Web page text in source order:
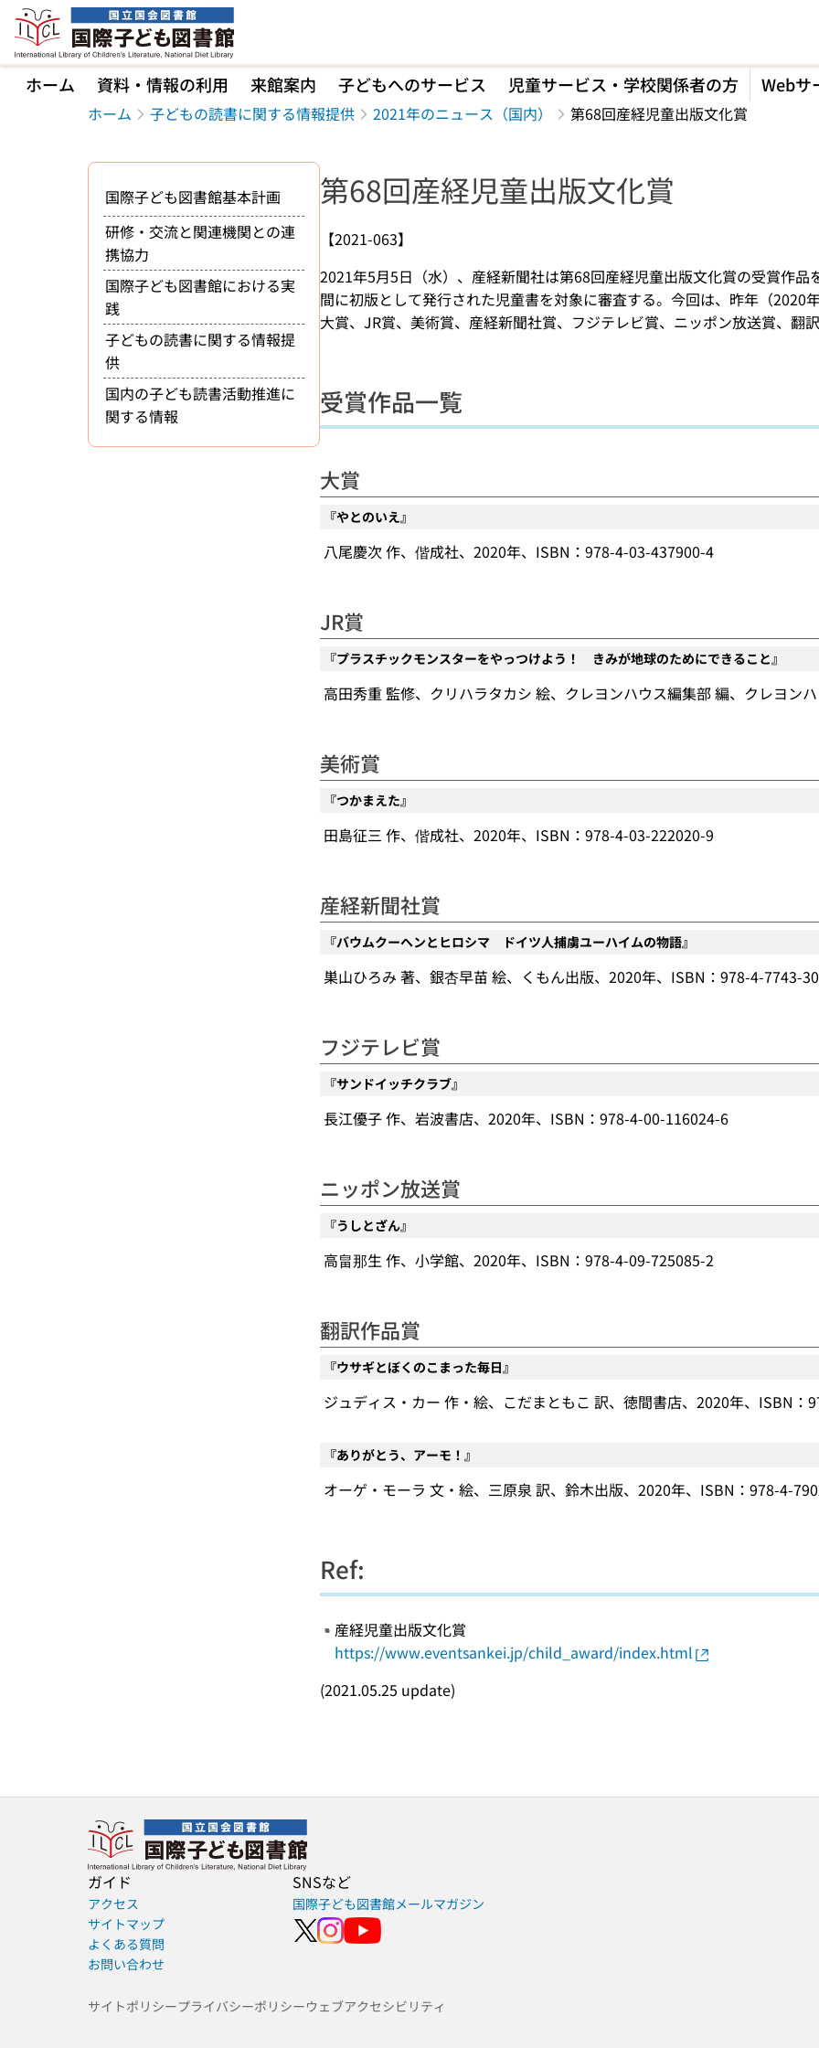
本文へ移動
ホーム 資料・情報の利用 来館案内 子どもへのサービス 児童サービス・学校関係者の方 Webサ
ホーム 子どもの読書に関する情報提供 2021年のニュース（国内） 第68回産経児童出版文化賞
第68回産経児童出版文化賞
【2021-063】
2021年5月5日（水）、産経新聞社は第68回産経児童出版文化賞の受賞作
間に初版として発行された児童書を対象に審査する。今回は、昨年（2020
大賞、JR賞、美術賞、産経新聞社賞、フジテレビ賞、ニッポン放送賞、翻
受賞作品一覧
大賞
『やとのいえ』
八尾慶次 作、偕成社、2020年、ISBN：978-4-03-437900-4
JR賞
『プラスチックモンスターをやっつけよう！ きみが地球のためにできること』
高田秀重 監修、クリハラタカシ 絵、クレヨンハウス編集部 編、クレヨン
美術賞
『つかまえた』
田島征三 作、偕成社、2020年、ISBN：978-4-03-222020-9
産経新聞社賞
『バウムクーヘンとヒロシマ ドイツ人捕虜ユーハイムの物語』
巣山ひろみ 著、銀杏早苗 絵、くもん出版、2020年、ISBN：978-4-7743-
フジテレビ賞
『サンドイッチクラブ』
長江優子 作、岩波書店、2020年、ISBN：978-4-00-116024-6
ニッポン放送賞
『うしとざん』
高畠那生 作、小学館、2020年、ISBN：978-4-09-725085-2
翻訳作品賞
『ウサギとぼくのこまった毎日』
ジュディス・カー 作・絵、こだまともこ 訳、徳間書店、2020年、ISBN：
『ありがとう、アーモ！』
オーゲ・モーラ 文・絵、三原泉 訳、鈴木出版、2020年、ISBN：978-4-
Ref:
産経児童出版文化賞
https://www.eventsankei.jp/child_award/index.html
(2021.05.25 update)
国際子ども図書館基本計画
研修・交流と関連機関との連
携協力
国際子ども図書館における実
践
子どもの読書に関する情報提
供
国内の子ども読書活動推進に
関する情報
ガイド
アクセス
サイトマップ
よくある質問
お問い合わせ
SNSなど
国際子ども図書館メールマガジン
サイトポリシープライバシーポリシーウェブアクセシビリティ